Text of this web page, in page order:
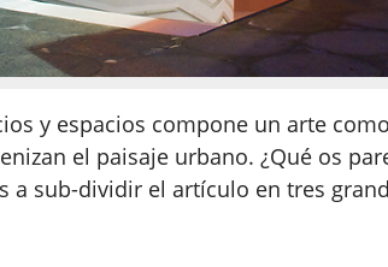
y espacios compone un arte
el paisaje urbano. ¿Qué os
a sub-dividir el artículo en tres